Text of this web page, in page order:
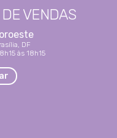
DE VENDAS
DF
às 18h15